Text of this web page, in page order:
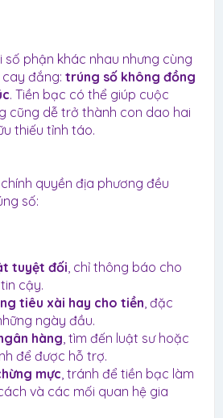
số phận khác nhau nhưng cùng
đắng: trúng số không đồng
. Tiền bạc có thể giúp cuộc
cũng dễ trở thành con dao hai
thiếu tỉnh táo.
quyền địa phương đều
số:
tuyệt đối , chỉ thông báo cho
cậy.
tiêu xài hay cho tiền , đặc
ngày đầu.
hàng , tìm đến luật sư hoặc
để được hỗ trợ.
mực , tránh để tiền bạc làm
và các mối quan hệ gia